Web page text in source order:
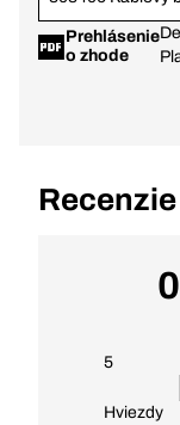
Prehlásenie
o zhode
Recenzie
0
5
Hviezdy